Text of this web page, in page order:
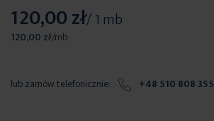
120,00 zł/ 1 mb
120,00 zł/mb
lub zamów telefonicznie: +48 510 808 355